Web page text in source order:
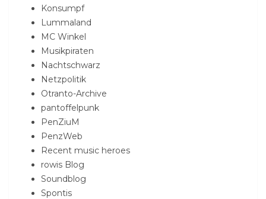
Konsumpf
Lummaland
MC Winkel
Musikpiraten
Nachtschwarz
Netzpolitik
Otranto-Archive
pantoffelpunk
PenZiuM
PenzWeb
Recent music heroes
rowis Blog
Soundblog
Spontis